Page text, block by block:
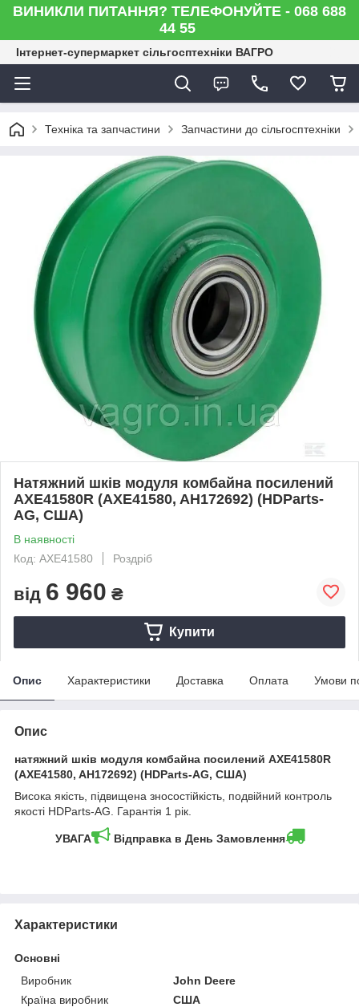
ВИНИКЛИ ПИТАННЯ? ТЕЛЕФОНУЙТЕ - 068 688
44 55
Інтернет-супермаркет сільгосптехніки ВАГРО
Техніка та запчастини Запчастини до сільгосптехніки
Натяжний шків модуля комбайна посилений
AXE41580R (AXE41580, AH172692) (HDParts-
AG, США)
В наявності
Код: AXE41580
Роздріб
від 6 960 ₴
Купити
Опис Характеристики Доставка Оплата Умови
Опис
натяжний шків модуля комбайна посилений AXE41580R
(AXE41580, AH172692) (HDParts-AG, США)
Висока якість, підвищена зносостійкість, подвійний контроль
якості HDParts-AG. Гарантія 1 рік.
УВАГА Відправка в День Замовлення
Характеристики
Основні
Виробник
John Deere
Країна виробник
США